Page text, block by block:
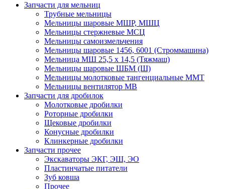
Запчасти для мельниц
Трубные мельницы
Мельницы шаровые МШР, МШЦ
Мельницы стержневые МСЦ
Мельницы самоизмельчения
Мельницы шаровые 1456, 6001 (Строммашина)
Мельница МШ 25,5 х 14,5 (Тяжмаш)
Мельницы шаровые ШБМ (Ш)
Мельницы молотковые тангенциальные ММТ
Мельницы вентилятор МВ
Запчасти для дробилок
Молотковые дробилки
Роторные дробилки
Щековые дробилки
Конусные дробилки
Клинкерные дробилки
Запчасти прочее
Экскаваторы ЭКГ, ЭШ, ЭО
Пластинчатые питатели
Зуб ковша
Прочее